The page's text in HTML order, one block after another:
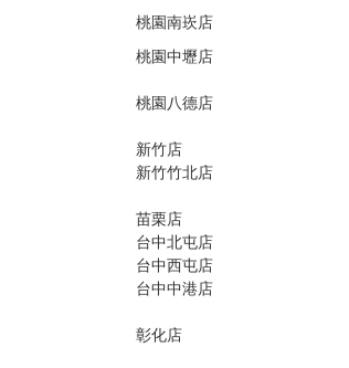
桃園南崁店
桃園中壢店
桃園八德店
新竹店
新竹竹北店
苗栗店
台中北屯店
台中西屯店
台中中港店
彰化店